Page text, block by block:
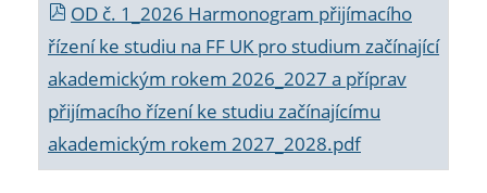
OD č. 1_2026 Harmonogram přijímacího
řízení ke studiu na FF UK pro studium začínající
akademickým rokem 2026_2027 a příprav
přijímacího řízení ke studiu začínajícímu
akademickým rokem 2027_2028.pdf